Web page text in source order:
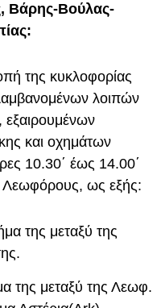
Βάρης-Βούλας-
της κυκλοφορίας
λοιπών
και οχημάτων
10.30΄ έως 14.00΄
Λεωφόρους, ως εξής:
της μεταξύ της
της μεταξύ της Λεωφ.